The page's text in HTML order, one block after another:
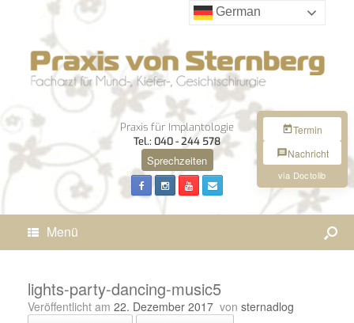
Praxis für Implantologie
Tel.: 040 - 244 578
Sprechzeiten
Menü
lights-party-dancing-music5
Veröffentlicht am 22. Dezember 2017 von sternadlog
Termin
Nachricht
via Doctolib
German